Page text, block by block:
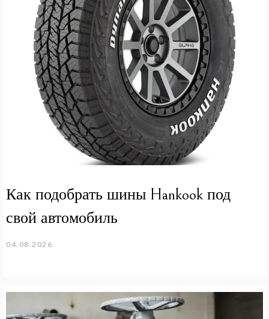
Как подобрать шины Hankook под
свой автомобиль
04.08.2026